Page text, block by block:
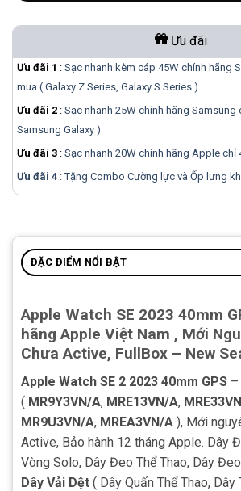
Ưu đãi
Ưu đãi 1 : Sạc nhanh kèm cáp 45W chính hãng
mua ( Galaxy Z Series, Galaxy S Series )
Ưu đãi 2 : Sạc nhanh 25W chính hãng Samsung
Samsung Galaxy )
Ưu đãi 3 : Sạc nhanh 20W chính hãng Apple chỉ
Ưu đãi 4 : Tặng Combo Cường lực và Ốp lưng
ĐẶC ĐIỂM NỔI BẬT
Apple Watch SE 2023 40mm
hãng Apple Việt Nam , Mới
Chưa Active, FullBox – New
Apple Watch SE 2 2023 40mm GPS –
( MR9Y3VN/A, MRE13VN/A,
MR9U3VN/A, MREA3VN/A ), Mới
Active, Bảo hành 12 tháng Apple. Dây
Vòng Solo, Dây Đeo Thể Thao, Dây
Dây Vải Dệt ( Dây Quấn Thể Thao,